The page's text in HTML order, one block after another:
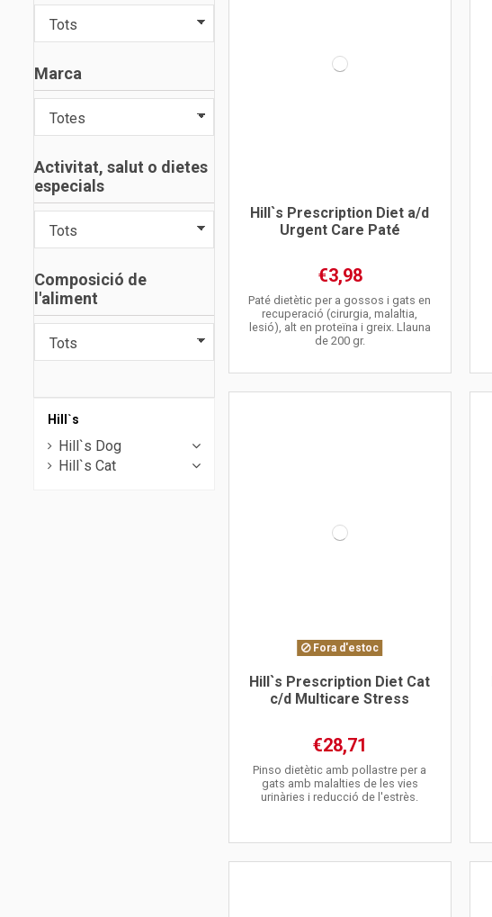
Hill`s Prescription Diet a/d
Urgent Care Paté
€3,98
Paté dietètic per a gossos i gats en
recuperació (cirurgia, malaltia,
lesió), alt en proteïna i greix. Llauna
de 200 gr.
Fora d'estoc
Hill`s Prescription Diet Cat
c/d Multicare Stress
€28,71
Pinso dietètic amb pollastre per a
gats amb malalties de les vies
urinàries i reducció de l'estrès.
Marca
Activitat, salut o dietes
especials
Composició de
l'aliment
Hill`s
Hill`s Dog
Hill`s Cat